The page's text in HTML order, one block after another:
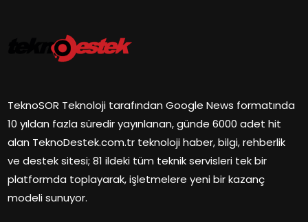
TeknoSOR Teknoloji tarafından Google News formatında
10 yıldan fazla süredir yayınlanan, günde 6000 adet hit
alan TeknoDestek.com.tr teknoloji haber, bilgi, rehberlik
ve destek sitesi; 81 ildeki tüm teknik servisleri tek bir
platformda toplayarak, işletmelere yeni bir kazanç
modeli sunuyor.